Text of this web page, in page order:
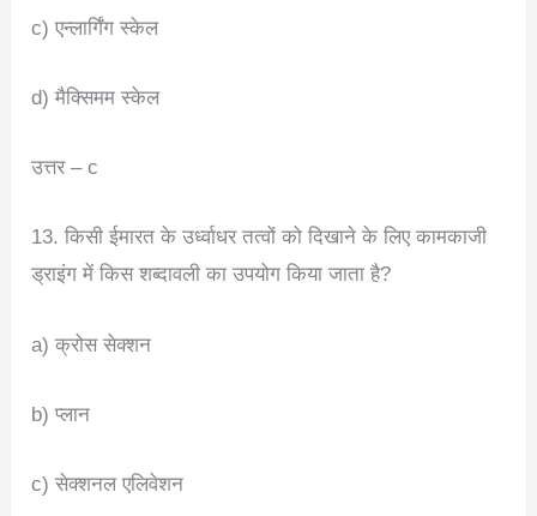
c) एन्लार्गिंग स्केल
d) मैक्सिमम स्केल
उत्तर – c
13. किसी ईमारत के उर्ध्वाधर तत्वों को दिखाने के लिए कामकाजी
ड्राइंग में किस शब्दावली का उपयोग किया जाता है?
a) क्रोस सेक्शन
b) प्लान
c) सेक्शनल एलिवेशन